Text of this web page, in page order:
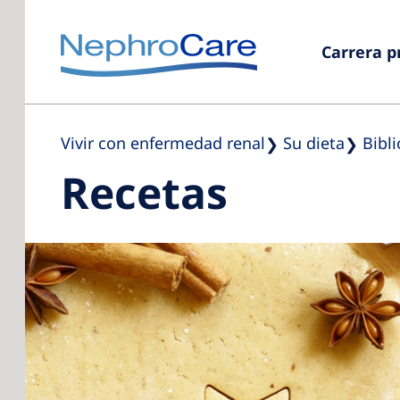
Carrera
Vivir con enfermedad renal Su dieta
Recetas